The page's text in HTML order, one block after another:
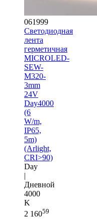
061999
Светодиодная
лента
герметичная
MICROLED-
SEW-
M320-
3mm
24V
Day4000
(6
W/m,
IP65,
5m)
(Arlight,
CRI>90)
Day
|
Дневной
4000
K
2 16059